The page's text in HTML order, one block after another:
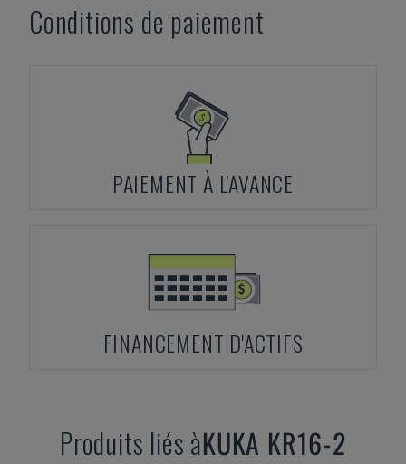
Conditions de paiement
PAIEMENT À L'AVANCE
FINANCEMENT D'ACTIFS
Produits liés àKUKA KR16-2